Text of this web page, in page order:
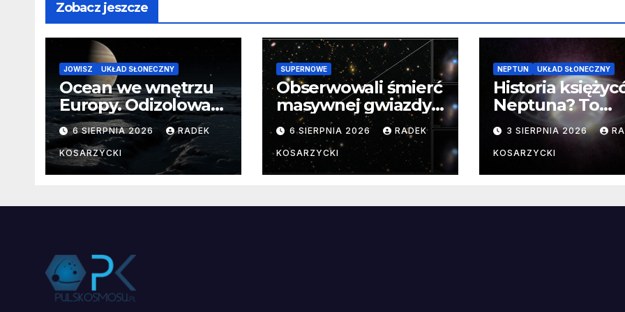
Zobacz jeszcze
JOWISZ UKŁAD SŁONECZNY
Ocean we wnętrzu
Europy. Odizolowani
przez lodową
barierę
6 SIERPNIA 2026 RADEK
KOSARZYCKI
SUPERNOWE
Obserwowali śmierć
masywnej gwiazdy
od samego
początku.
Niezwykle cenne
dane
6 SIERPNIA 2026 RADEK
KOSARZYCKI
NEPTUN UKŁAD SŁONECZNY
Historia
Neptuna? To
skomplikowane
3 SIERPNIA 2026
KOSARZYCKI